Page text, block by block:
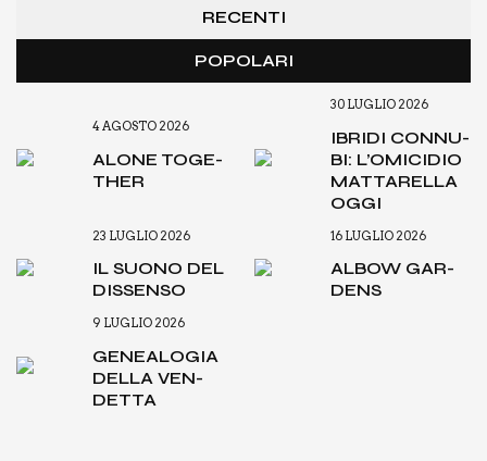
RECENTI
POPOLARI
4 AGOSTO 2026
ALO­NE TOGE­
THER
30 LUGLIO 2026
IBRI­DI CON­NU­
BI: L’O­MI­CI­DIO
MAT­TA­REL­LA
OGGI
23 LUGLIO 2026
IL SUO­NO DEL
DIS­SEN­SO
16 LUGLIO 2026
ALBOW GAR­
DENS
9 LUGLIO 2026
GENEA­LO­GIA
DEL­LA VEN­
DET­TA